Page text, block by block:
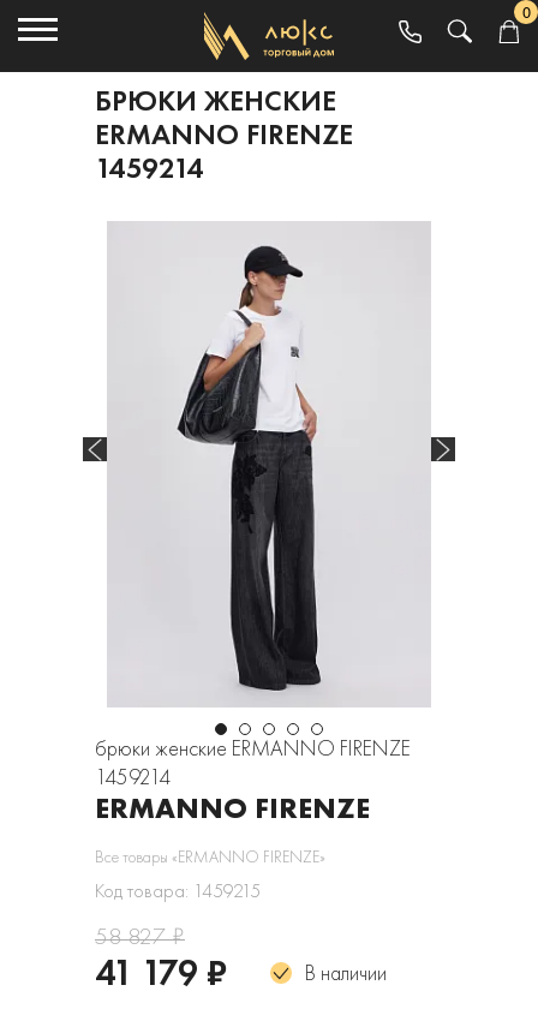
0
БРЮКИ ЖЕНСКИЕ
ERMANNO FIRENZE
1459214
брюки женские ERMANNO FIRENZE
1459214
ERMANNO FIRENZE
Все товары «ERMANNO FIRENZE»
Код товара: 1459215
58 827 ₽
41 179 ₽ В наличии